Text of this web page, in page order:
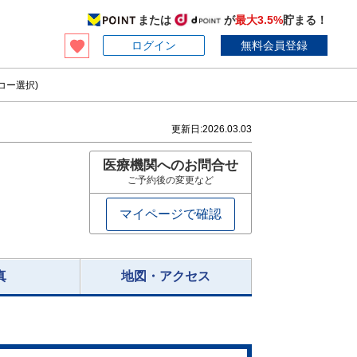
または が最大3.5%貯まる！
ログイン
無料会員登録
ー選択)
更新日:2026.03.03
医療機関へのお問合せ
ご予約後の変更など
マイページで確認
地図・アクセス